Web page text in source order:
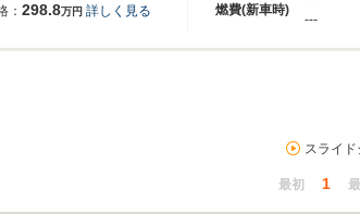
燃費(新車時)
： 298.8万円 詳しく見る
---
スライ
最初 1